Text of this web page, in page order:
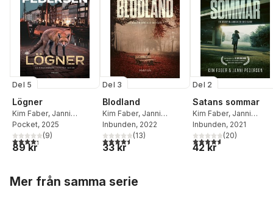
Del 5
Lögner
Kim Faber, Janni
Pedersen
Pocket, 2025
4,3utav 5 stjärnor. Totalt antal röster:
(9)
89 kr
Del 3
Blodland
Kim Faber, Janni
Pedersen
Inbunden, 2022
4,5utav 5 stjärnor. Totalt antal röster:
(13)
33 kr
Del 2
Satans sommar
Kim Faber, Janni
Pedersen
Inbunden, 2021
4,6utav 5 stjärnor.
(20)
42 kr
Mer från samma serie